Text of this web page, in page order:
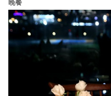
晚餐